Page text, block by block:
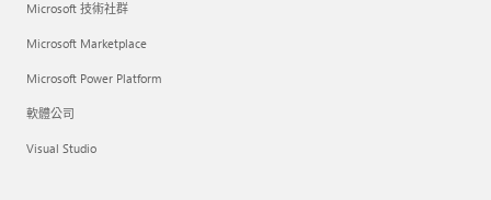
Microsoft 技術社群
Microsoft Marketplace
Microsoft Power Platform
軟體公司
Visual Studio